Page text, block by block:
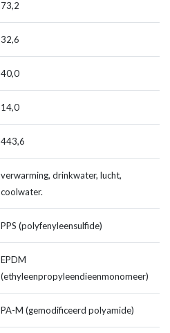
73,2
32,6
40,0
14,0
443,6
verwarming, drinkwater, lucht,
coolwater.
PPS (polyfenyleensulfide)
EPDM
(ethyleenpropyleendieenmonomeer)
PA-M (gemodificeerd polyamide)